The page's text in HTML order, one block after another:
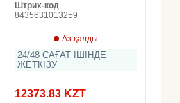
Штрих-код
8435631013259
Аз қалды
24/48 САҒАТ ІШІНДЕ
ЖЕТКІЗУ
12373.83 KZT